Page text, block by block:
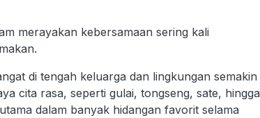
merayakan kebersamaan sering kali
di tengah keluarga dan lingkungan semakin
cita rasa, seperti gulai, tongseng, sate, hingga
dalam banyak hidangan favorit selama